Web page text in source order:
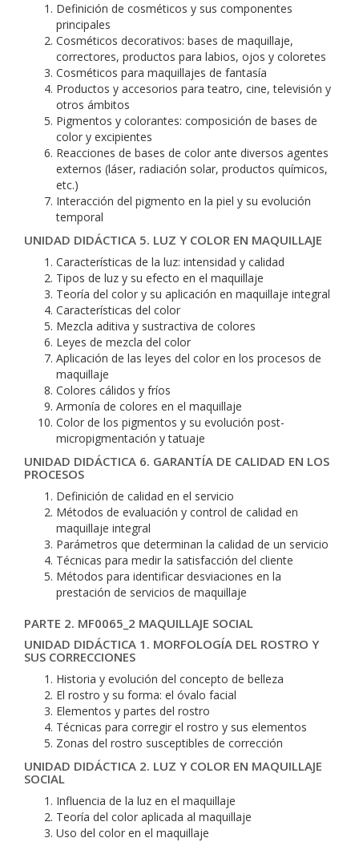
Definición de cosméticos y sus componentes
principales
Cosméticos decorativos: bases de maquillaje,
correctores, productos para labios, ojos y coloretes
Cosméticos para maquillajes de fantasía
Productos y accesorios para teatro, cine, televisión y
otros ámbitos
Pigmentos y colorantes: composición de bases de
color y excipientes
Reacciones de bases de color ante diversos agentes
externos (láser, radiación solar, productos químicos,
etc.)
Interacción del pigmento en la piel y su evolución
temporal
UNIDAD DIDÁCTICA 5. LUZ Y COLOR EN MAQUILLAJE
Características de la luz: intensidad y calidad
Tipos de luz y su efecto en el maquillaje
Teoría del color y su aplicación en maquillaje integral
Características del color
Mezcla aditiva y sustractiva de colores
Leyes de mezcla del color
Aplicación de las leyes del color en los procesos de
maquillaje
Colores cálidos y fríos
Armonía de colores en el maquillaje
Color de los pigmentos y su evolución post-
micropigmentación y tatuaje
UNIDAD DIDÁCTICA 6. GARANTÍA DE CALIDAD EN LOS
PROCESOS
Definición de calidad en el servicio
Métodos de evaluación y control de calidad en
maquillaje integral
Parámetros que determinan la calidad de un servicio
Técnicas para medir la satisfacción del cliente
Métodos para identificar desviaciones en la
prestación de servicios de maquillaje
PARTE 2. MF0065_2 MAQUILLAJE SOCIAL
UNIDAD DIDÁCTICA 1. MORFOLOGÍA DEL ROSTRO Y
SUS CORRECCIONES
Historia y evolución del concepto de belleza
El rostro y su forma: el óvalo facial
Elementos y partes del rostro
Técnicas para corregir el rostro y sus elementos
Zonas del rostro susceptibles de corrección
UNIDAD DIDÁCTICA 2. LUZ Y COLOR EN MAQUILLAJE
SOCIAL
Influencia de la luz en el maquillaje
Teoría del color aplicada al maquillaje
Uso del color en el maquillaje